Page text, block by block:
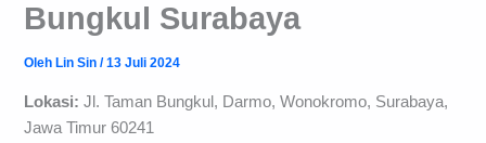
Bungkul Surabaya
Oleh Lin Sin/13 Juli 2024
Lokasi:Jl. Taman Bungkul, Darmo, Wonokromo, Surabaya,
Jawa Timur 60241